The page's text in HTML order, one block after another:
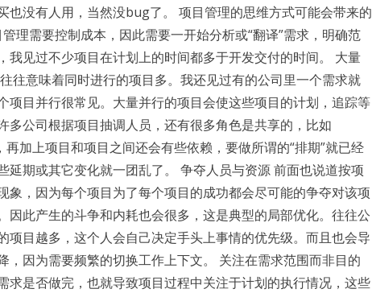
也没有人用，当然没bug了。 项目管理的思维方式可能会带来的
理需要控制成本，因此需要一开始分析或“翻译”需求，明确范
我见过不少项目在计划上的时间都多于开发交付的时间。 大量
往意味着同时进行的项目多。我还见过有的公司里一个需求就
项目并行很常见。大量并行的项目会使这些项目的计划，追踪等
多公司根据项目抽调人员，还有很多角色是共享的，比如
加上项目和项目之间还会有些依赖，要做所谓的“排期”就已经
延期或其它变化就一团乱了。 争夺人员与资源 前面也说道按项
象，因为每个项目为了每个项目的成功都会尽可能的争夺对该项
因此产生的斗争和内耗也会很多，这是典型的局部优化。往往公
项目越多，这个人会自己决定手头上事情的优先级。而且也会导
，因为需要频繁的切换工作上下文。 关注在需求范围而非目的
求是否做完，也就导致项目过程中关注于计划的执行情况，这些